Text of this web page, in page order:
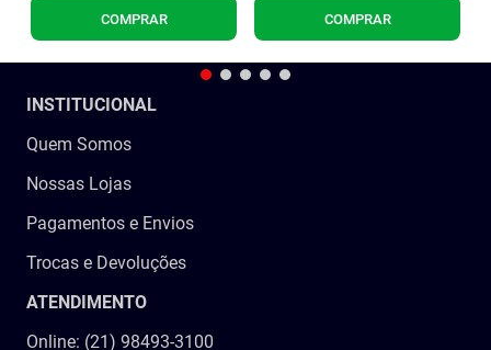
COMPRAR COMPRAR
INSTITUCIONAL
Quem Somos
Nossas Lojas
Pagamentos e Envios
Trocas e Devoluções
ATENDIMENTO
Online: (21) 98493-3100